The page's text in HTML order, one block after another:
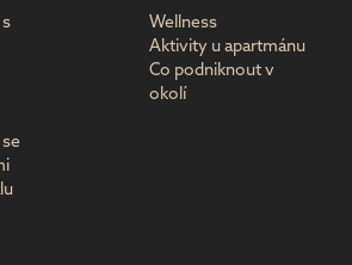
Wellness
Aktivity u apartmánu
Co podniknout v
okolí